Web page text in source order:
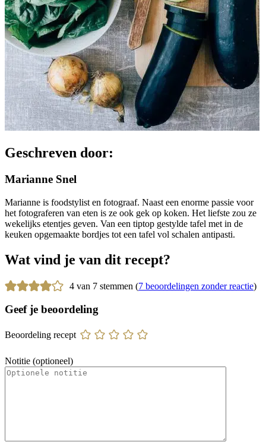
Geschreven door:
Marianne Snel
Marianne is foodstylist en fotograaf. Naast een enorme passie voor
het fotograferen van eten is ze ook gek op koken. Het liefste zou ze
wekelijks etentjes geven. Van een tiptop gestylde tafel met in de
keuken opgemaakte bordjes tot een tafel vol schalen antipasti.
Wat vind je van dit recept?
4 van 7 stemmen (7 beoordelingen zonder reactie)
Geef je beoordeling
Beoordeling recept
Notitie (optioneel)